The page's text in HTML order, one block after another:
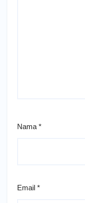
Nama *
Email *